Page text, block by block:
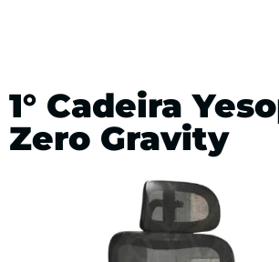
1° Cadeira
Zero Gravity